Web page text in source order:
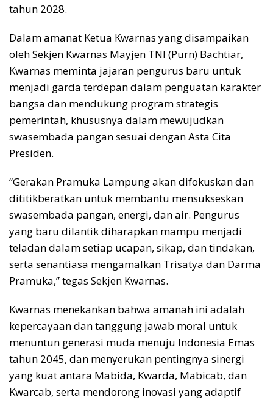
tahun 2028.
​Dalam amanat Ketua Kwarnas yang disampaikan
oleh Sekjen Kwarnas Mayjen TNI (Purn) Bachtiar,
Kwarnas meminta jajaran pengurus baru untuk
menjadi garda terdepan dalam penguatan karakter
bangsa dan mendukung program strategis
pemerintah, khususnya dalam mewujudkan
swasembada pangan sesuai dengan Asta Cita
Presiden.
​“Gerakan Pramuka Lampung akan difokuskan dan
dititikberatkan untuk membantu mensukseskan
swasembada pangan, energi, dan air. Pengurus
yang baru dilantik diharapkan mampu menjadi
teladan dalam setiap ucapan, sikap, dan tindakan,
serta senantiasa mengamalkan Trisatya dan Darma
Pramuka,” tegas Sekjen Kwarnas.
​Kwarnas menekankan bahwa amanah ini adalah
kepercayaan dan tanggung jawab moral untuk
menuntun generasi muda menuju Indonesia Emas
tahun 2045, dan menyerukan pentingnya sinergi
yang kuat antara Mabida, Kwarda, Mabicab, dan
Kwarcab, serta mendorong inovasi yang adaptif